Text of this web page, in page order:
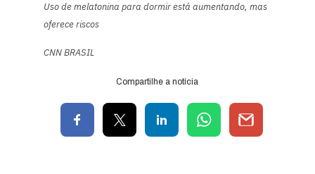
Uso de melatonina para dormir está aumentando, mas
oferece riscos
CNN BRASIL
Compartilhe a notícia